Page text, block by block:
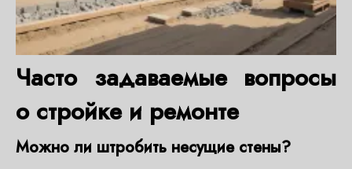
Часто задаваемые вопросы
о стройке и ремонте
Можно ли штробить несущие стены?